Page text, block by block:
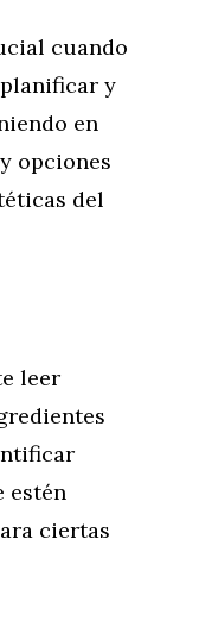
cuando
y
en
opciones
del
leer
estén
ciertas